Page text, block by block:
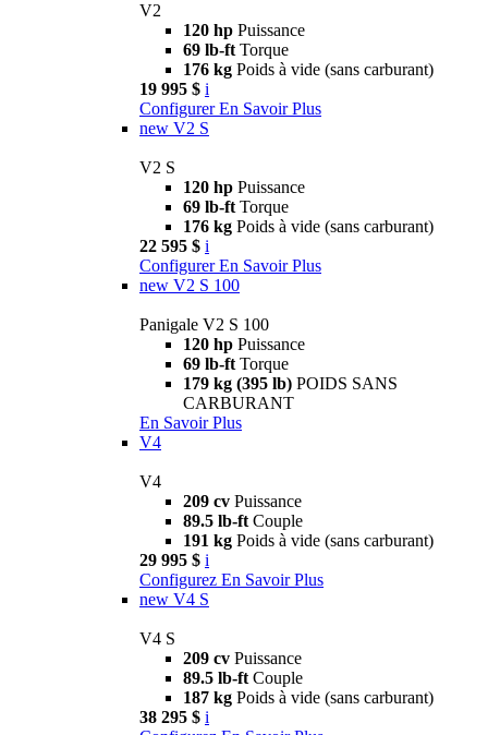
V2
120 hp Puissance
69 lb-ft Torque
176 kg Poids à vide (sans carburant)
19 995 $ i
Configurer En Savoir Plus
new V2 S
V2 S
120 hp Puissance
69 lb-ft Torque
176 kg Poids à vide (sans carburant)
22 595 $ i
Configurer En Savoir Plus
new V2 S 100
Panigale V2 S 100
120 hp Puissance
69 lb-ft Torque
179 kg (395 lb) POIDS SANS
CARBURANT
En Savoir Plus
V4
V4
209 cv Puissance
89.5 lb-ft Couple
191 kg Poids à vide (sans carburant)
29 995 $ i
Configurez En Savoir Plus
new V4 S
V4 S
209 cv Puissance
89.5 lb-ft Couple
187 kg Poids à vide (sans carburant)
38 295 $ i